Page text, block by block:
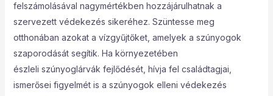
felszámolásával nagymértékben hozzájárulhatnak a
szervezett védekezés sikeréhez. Szüntesse meg
otthonában azokat a vízgyűjtőket, amelyek a szúnyogok
szaporodását segítik. Ha környezetében
észleli szúnyoglárvák fejlődését, hívja fel családtagjai,
ismerősei figyelmét is a szúnyogok elleni védekezés